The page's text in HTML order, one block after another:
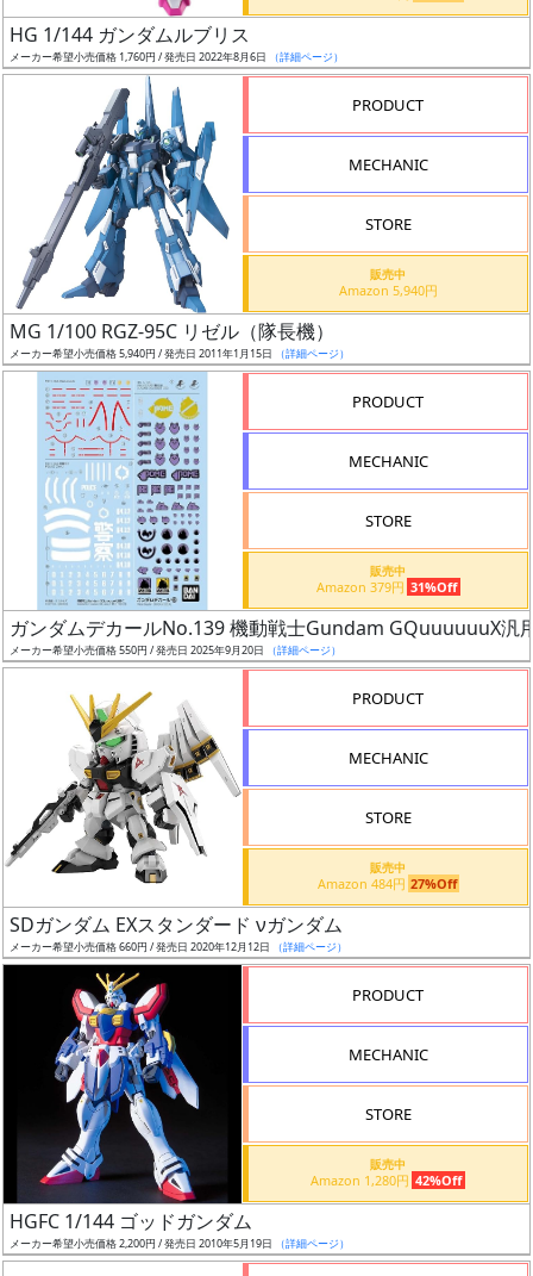
日
発
売
通知
対象
ギ
ャ
ラ
定
予
割
引
HG 1/144 ガンダムルブリス
メーカー希望小売価格 1,760円 / 発売日 2022年8月6日 （詳細ページ）
PRODUCT
MECHANIC
STORE
販売中
Amazon 5,940円
MG 1/100 RGZ-95C リゼル（隊長機）
メーカー希望小売価格 5,940円 / 発売日 2011年1月15日 （詳細ページ）
PRODUCT
MECHANIC
STORE
販売中
Amazon 379円 31%Off
ガンダムデカールNo.139 機動戦士Gundam GQuuuuuuX汎
メーカー希望小売価格 550円 / 発売日 2025年9月20日 （詳細ページ）
PRODUCT
MECHANIC
STORE
販売中
Amazon 484円 27%Off
SDガンダム EXスタンダード νガンダム
メーカー希望小売価格 660円 / 発売日 2020年12月12日 （詳細ページ）
PRODUCT
MECHANIC
STORE
販売中
Amazon 1,280円 42%Off
HGFC 1/144 ゴッドガンダム
メーカー希望小売価格 2,200円 / 発売日 2010年5月19日 （詳細ページ）